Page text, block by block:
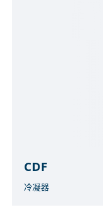
CDF
冷凝器